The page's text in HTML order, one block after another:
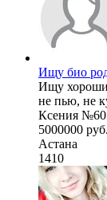
Ищу био
Ищу
не пью, не
Ксения
5000000 руб.
Астана
1410